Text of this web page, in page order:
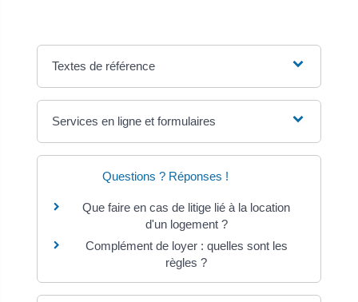
Textes de référence
Services en ligne et formulaires
Questions ? Réponses !
Que faire en cas de litige lié à la location
d'un logement ?
Complément de loyer : quelles sont les
règles ?